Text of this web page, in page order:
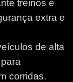
treinos e
extra e
de alta
corridas.